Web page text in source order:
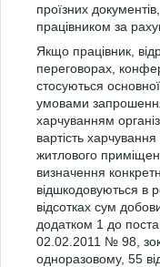
проїзних
працівником за
Якщо працівник,
переговорах,
стосуються
умовами
харчуванням
вартість
житлового
визначення
відшкодовуються в
відсотках сум
додатком 1 до
02.02.2011 № 98,
одноразовому, 55